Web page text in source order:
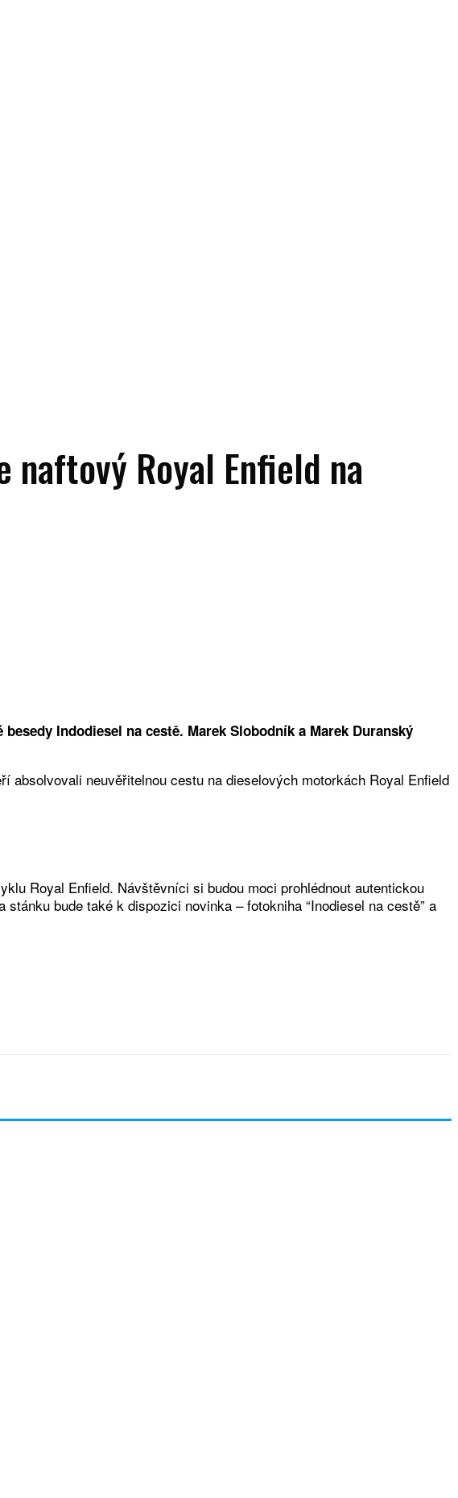
naftový Royal Enfield na
Indodiesel na cestě. Marek Slobodník a Marek Duranský
neuvěřitelnou cestu na dieselových motorkách Royal Enfield
Royal Enfield. Návštěvníci si budou moci prohlédnout autentickou
bude také k dispozici novinka – fotokniha “Inodiesel na cestě” a